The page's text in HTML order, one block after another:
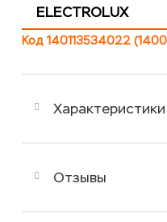
ELECTROLUX
Код 140113534022
Характеристики
Отзывы